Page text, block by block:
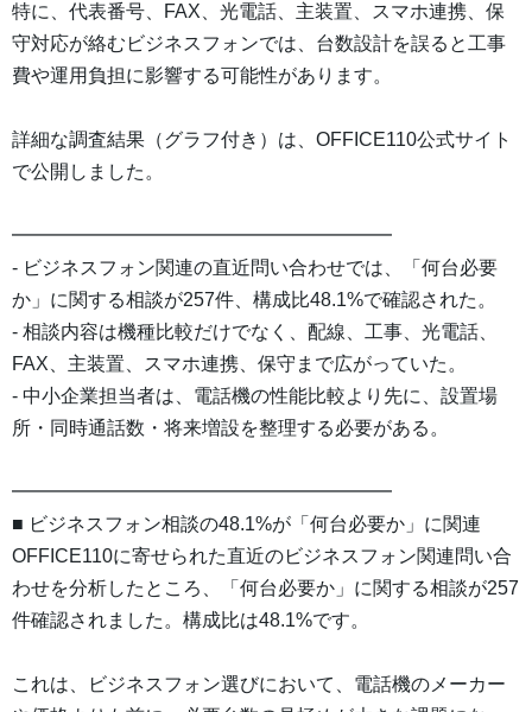
特に、代表番号、FAX、光電話、主装置、スマホ連携、保
守対応が絡むビジネスフォンでは、台数設計を誤ると工事
費や運用負担に影響する可能性があります。
詳細な調査結果（グラフ付き）は、OFFICE110公式サイト
で公開しました。
━━━━━━━━━━━━━━━━━━━━
- ビジネスフォン関連の直近問い合わせでは、「何台必要
か」に関する相談が257件、構成比48.1%で確認された。
- 相談内容は機種比較だけでなく、配線、工事、光電話、
FAX、主装置、スマホ連携、保守まで広がっていた。
- 中小企業担当者は、電話機の性能比較より先に、設置場
所・同時通話数・将来増設を整理する必要がある。
━━━━━━━━━━━━━━━━━━━━
■ ビジネスフォン相談の48.1%が「何台必要か」に関連
OFFICE110に寄せられた直近のビジネスフォン関連問い合
わせを分析したところ、「何台必要か」に関する相談が257
件確認されました。構成比は48.1%です。
これは、ビジネスフォン選びにおいて、電話機のメーカー